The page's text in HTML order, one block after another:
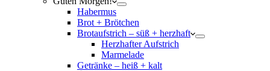
Habermus
Brot + Brötchen
Brotaufstrich – süß + herzhaft
Herzhafter Aufstrich
Marmelade
Getränke – heiß + kalt